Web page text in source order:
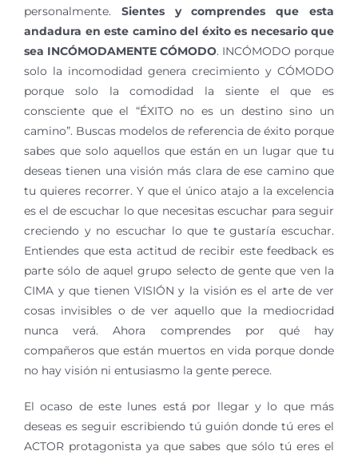
personalmente. Sientes y comprendes que esta
andadura en este camino del éxito es necesario que
sea INCÓMODAMENTE CÓMODO. INCÓMODO porque
solo la incomodidad genera crecimiento y CÓMODO
porque solo la comodidad la siente el que es
consciente que el “ÉXITO no es un destino sino un
camino”. Buscas modelos de referencia de éxito porque
sabes que solo aquellos que están en un lugar que tu
deseas tienen una visión más clara de ese camino que
tu quieres recorrer. Y que el único atajo a la excelencia
es el de escuchar lo que necesitas escuchar para seguir
creciendo y no escuchar lo que te gustaría escuchar.
Entiendes que esta actitud de recibir este feedback es
parte sólo de aquel grupo selecto de gente que ven la
CIMA y que tienen VISIÓN y la visión es el arte de ver
cosas invisibles o de ver aquello que la mediocridad
nunca verá. Ahora comprendes por qué hay
compañeros que están muertos en vida porque donde
no hay visión ni entusiasmo la gente perece.
El ocaso de este lunes está por llegar y lo que más
deseas es seguir escribiendo tú guión donde tú eres el
ACTOR protagonista ya que sabes que sólo tú eres el